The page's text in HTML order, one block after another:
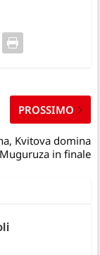
PROSSIMO
Kvitova domina
Muguruza in finale